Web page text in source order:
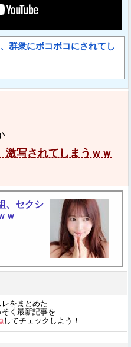
、群衆にボコボコにされてし
激写されてしまうｗｗ
、セクシ
ｗ
レをまとめた
そく最新記事を
してチェックしよう！